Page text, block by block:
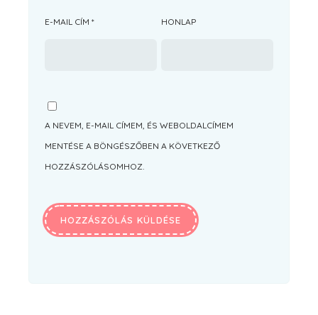
E-MAIL CÍM* HONLAP
A NEVEM, E-MAIL CÍMEM, ÉS WEBOLDALCÍMEM
MENTÉSE A BÖNGÉSZŐBEN A KÖVETKEZŐ
HOZZÁSZÓLÁSOMHOZ.